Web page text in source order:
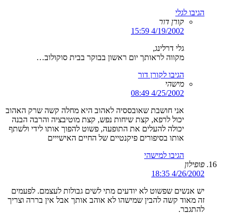
הגיבו לגלי
קורן דור
4/19/2002 15:59
גלי דרלינג,
מקווה לראותך יום ראשון בבוקר בבית סוקולוב…
הגיבו לקורן דור
מישהי
4/25/2002 08:49
אני חושבת שאובססיה לאהוב היא מחלה קשה שרק האהוב
יכול לרפא, קצת שיחות נפש, קצת מוטיבציה והרבה הבנה
יכולה להעלים את התופעה, פשוט להפוך אותו לידי ולשתף
אותו בסיפורים פיקנטיים של החיים האישייים
הגיבו למישהי
פופילון
4/26/2002 18:35
יש אנשים שפשוט לא יודעים מתי לשים גבולות לעצמם. לפעמים
זה מאוד קשה להבין שמישהו לא אוהב אותך אבל אין בררה וצריך
להתגבר.